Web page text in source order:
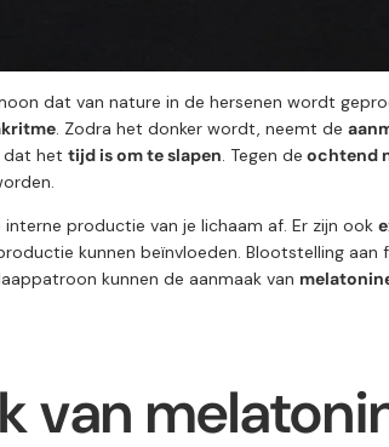
dat van nature in de hersenen wordt
. Zodra het donker wordt, neemt de
dat het tijd is om te slapen. Tegen de ochtend
productie van je lichaam af. Er zijn ook
kunnen beïnvloeden. Blootstelling aan
kunnen de aanmaak van
van